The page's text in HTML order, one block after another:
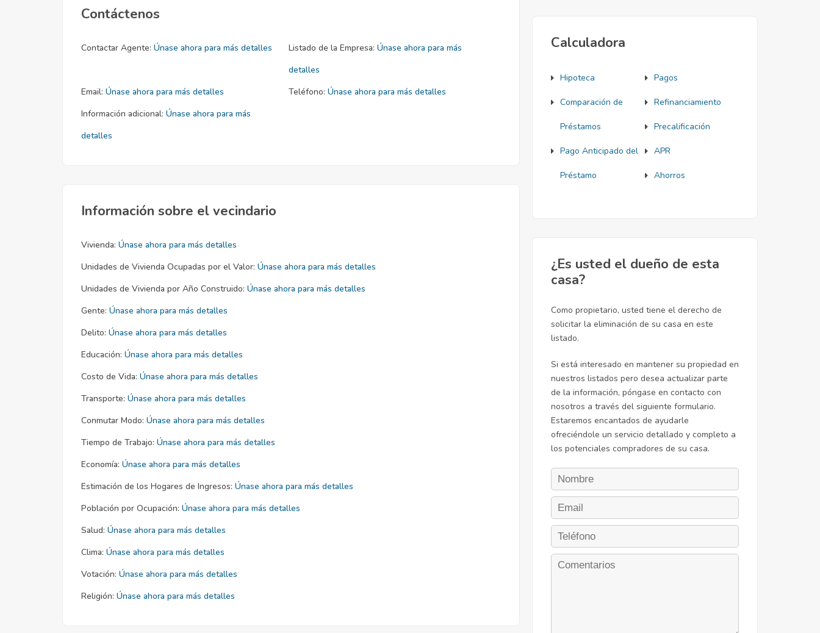
Contáctenos
Contactar Agente: Únase ahora para más detalles Listado de la Empresa: Únase ahora para más
detalles
Email: Únase ahora para más detalles Teléfono: Únase ahora para más detalles
Información adicional: Únase ahora para más
detalles
Información sobre el vecindario
Vivienda: Únase ahora para más detalles
Unidades de Vivienda Ocupadas por el Valor: Únase ahora para más detalles
Unidades de Vivienda por Año Construido: Únase ahora para más detalles
Gente: Únase ahora para más detalles
Delito: Únase ahora para más detalles
Educación: Únase ahora para más detalles
Costo de Vida: Únase ahora para más detalles
Transporte: Únase ahora para más detalles
Conmutar Modo: Únase ahora para más detalles
Tiempo de Trabajo: Únase ahora para más detalles
Economía: Únase ahora para más detalles
Estimación de los Hogares de Ingresos: Únase ahora para más detalles
Población por Ocupación: Únase ahora para más detalles
Salud: Únase ahora para más detalles
Clima: Únase ahora para más detalles
Votación: Únase ahora para más detalles
Religión: Únase ahora para más detalles
Calculadora
Hipoteca Pagos
Comparación de
Préstamos
Refinanciamiento
Precalificación
Pago Anticipado del
Préstamo
APR
Ahorros
¿Es usted el dueño de esta
casa?
Como propietario, usted tiene el derecho de
solicitar la eliminación de su casa en este
listado.
Si está interesado en mantener su propiedad en
nuestros listados pero desea actualizar parte
de la información, póngase en contacto con
nosotros a través del siguiente formulario.
Estaremos encantados de ayudarle
ofreciéndole un servicio detallado y completo a
los potenciales compradores de su casa.